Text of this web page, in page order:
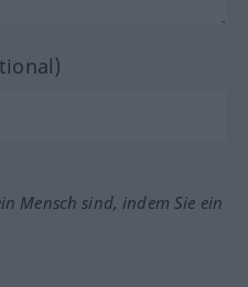
Mensch sind, indem Sie ein